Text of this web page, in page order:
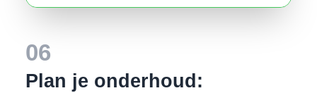
06
Plan je onderhoud: